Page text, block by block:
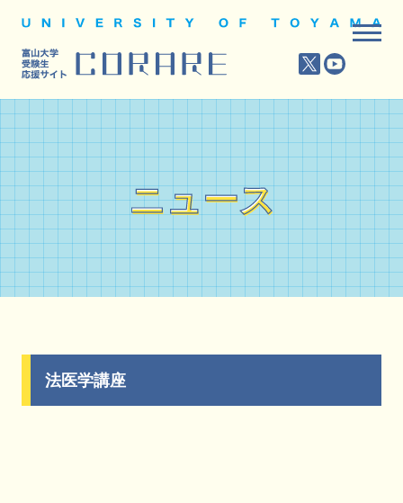
ニュース
ニュース
法医学講座